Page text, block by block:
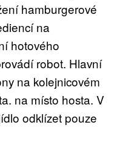
hamburgerové
na
hotového
robot. Hlavní
na kolejnicovém
na místo hosta. V
odklízet pouze